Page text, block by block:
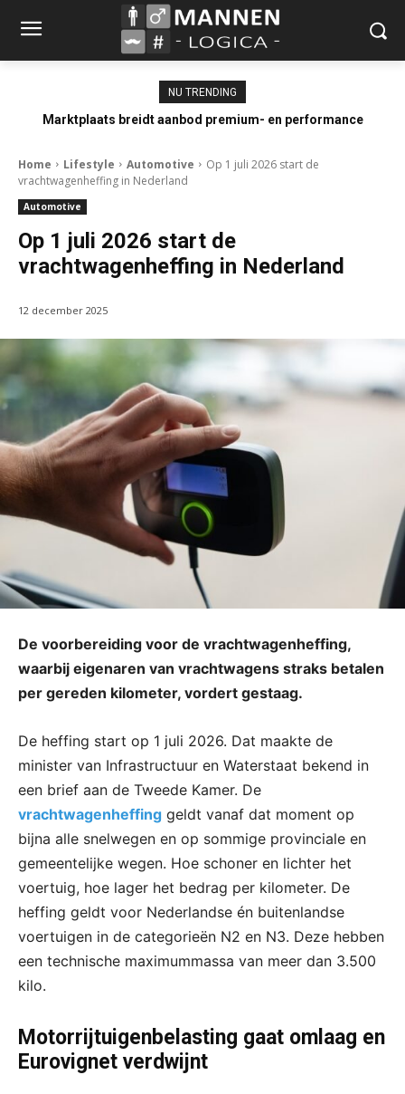
NU TRENDING
Marktplaats breidt aanbod premium- en performance
Home Lifestyle Automotive
Op 1 juli 2026 start de
vrachtwagenheffing in Nederland
Automotive
Op 1 juli 2026 start de
vrachtwagenheffing in Nederland
12 december 2025
De voorbereiding voor de vrachtwagenheffing,
waarbij eigenaren van vrachtwagens straks betalen
per gereden kilometer, vordert gestaag.
De heffing start op 1 juli 2026. Dat maakte de
minister van Infrastructuur en Waterstaat bekend in
een brief aan de Tweede Kamer. De
vrachtwagenheffing geldt vanaf dat moment op
bijna alle snelwegen en op sommige provinciale en
gemeentelijke wegen. Hoe schoner en lichter het
voertuig, hoe lager het bedrag per kilometer. De
heffing geldt voor Nederlandse én buitenlandse
voertuigen in de categorieën N2 en N3. Deze hebben
een technische maximummassa van meer dan 3.500
kilo.
Motorrijtuigenbelasting gaat omlaag en
Eurovignet verdwijnt